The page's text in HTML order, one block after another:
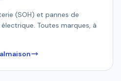
(SOH) et pannes de
Toutes marques, à